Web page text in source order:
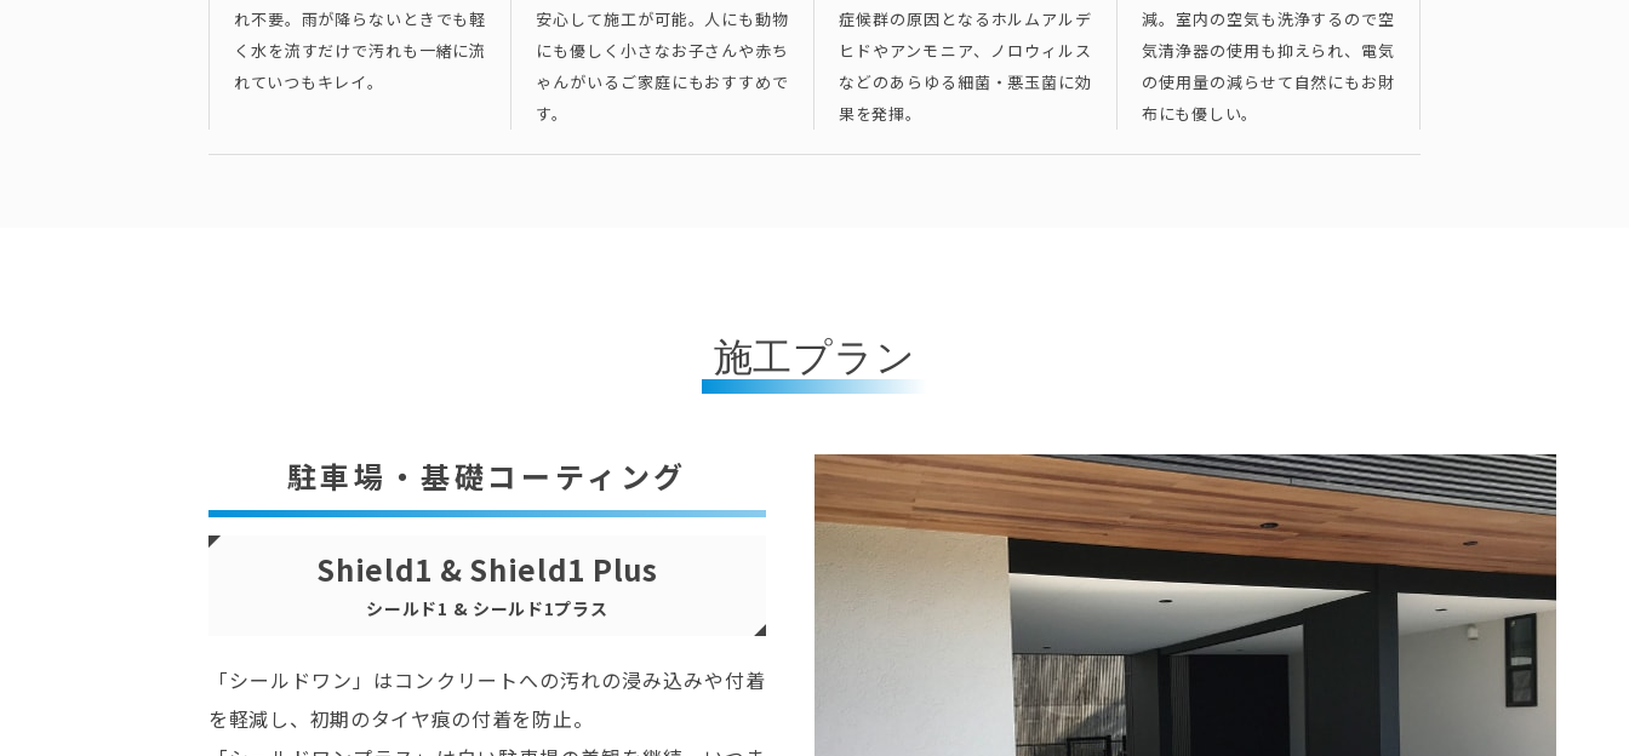
れ不要。雨が降らないときでも軽
く水を流すだけで汚れも一緒に流
れていつもキレイ。
安心して施工が可能。人にも動物
にも優しく小さなお子さんや赤ち
ゃんがいるご家庭にもおすすめで
す。
症候群の原因となるホルムアルデ
ヒドやアンモニア、ノロウィルス
などのあらゆる細菌・悪玉菌に効
果を発揮。
減。室内の空気も洗浄するので空
気清浄器の使用も抑えられ、電気
の使用量の減らせて自然にもお財
布にも優しい。
施工プラン
駐車場・基礎コーティング
Shield1 & Shield1 Plus
シールド1 & シールド1プラス
「シールドワン」はコンクリートへの汚れの浸み込みや付着
を軽減し、初期のタイヤ痕の付着を防止。